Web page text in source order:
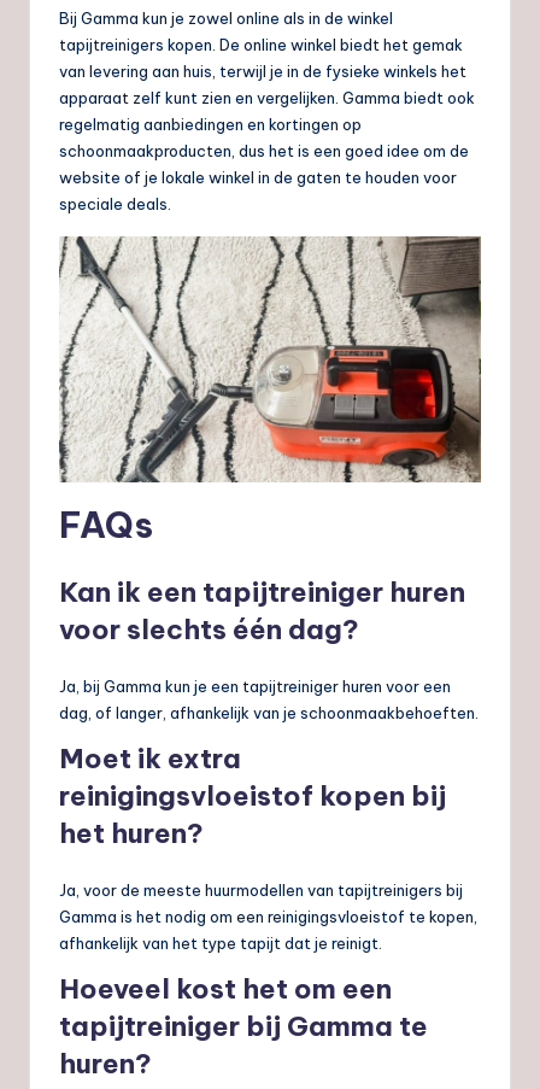
Bij Gamma kun je zowel online als in de winkel
tapijtreinigers kopen. De online winkel biedt het gemak
van levering aan huis, terwijl je in de fysieke winkels het
apparaat zelf kunt zien en vergelijken. Gamma biedt ook
regelmatig aanbiedingen en kortingen op
schoonmaakproducten, dus het is een goed idee om de
website of je lokale winkel in de gaten te houden voor
speciale deals.
FAQs
Kan ik een tapijtreiniger huren
voor slechts één dag?
Ja, bij Gamma kun je een tapijtreiniger huren voor een
dag, of langer, afhankelijk van je schoonmaakbehoeften.
Moet ik extra
reinigingsvloeistof kopen bij
het huren?
Ja, voor de meeste huurmodellen van tapijtreinigers bij
Gamma is het nodig om een reinigingsvloeistof te kopen,
afhankelijk van het type tapijt dat je reinigt.
Hoeveel kost het om een
tapijtreiniger bij Gamma te
huren?